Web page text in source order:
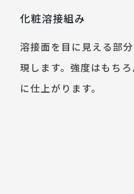
化粧溶接組み
溶接面を目に見える部
現します。強度はもち
に仕上がります。